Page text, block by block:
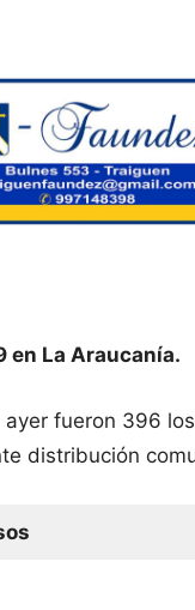
en La Araucanía.
fueron 396
distribución